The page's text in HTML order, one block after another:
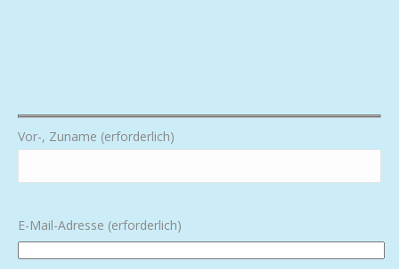
Vor-, Zuname (erforderlich)
E-Mail-Adresse (erforderlich)